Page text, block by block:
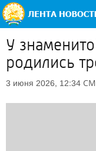
У
родились
3 июня 2026, 12:34